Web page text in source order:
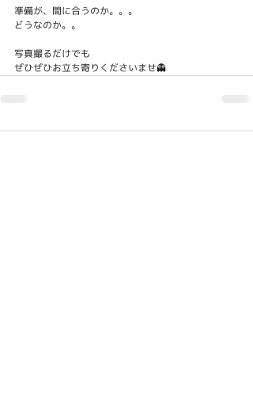
準備が、間に合うのか。。。
どうなのか。。
写真撮るだけでも
ぜひぜひお立ち寄りくださいませ👻